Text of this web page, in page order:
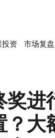
投资 市场复盘
奖进
？大